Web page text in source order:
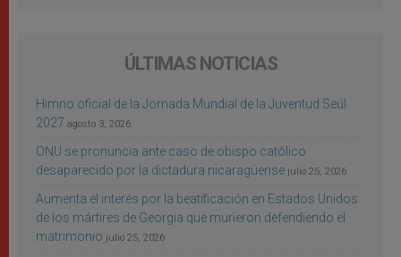
ÚLTIMAS NOTICIAS
Himno oficial de la Jornada Mundial de la Juventud Seúl
2027 agosto 3, 2026
ONU se pronuncia ante caso de obispo católico
desaparecido por la dictadura nicaragüense julio 25, 2026
Aumenta el interés por la beatificación en Estados Unidos
de los mártires de Georgia que murieron defendiendo el
matrimonio julio 25, 2026